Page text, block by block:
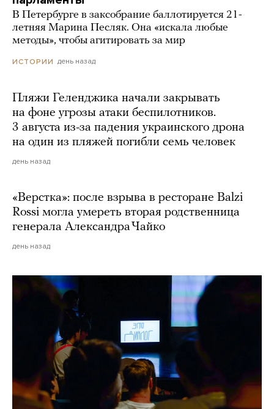
В Петербурге в заксобрание баллотируется 21-
летняя Марина Песляк. Она «искала любые
методы», чтобы агитировать за мир
ИСТОРИИ день назад
Пляжи Геленджика начали закрывать
на фоне угрозы атаки беспилотников.
3 августа из-за падения украинского дрона
на один из пляжей погибли семь человек
день назад
«Верстка»: после взрыва в ресторане Balzi
Rossi могла умереть вторая родственница
генерала Александра Чайко
день назад